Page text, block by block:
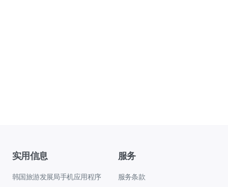
实用信息
韩国旅游发展局手机应用程序
服务
服务条款